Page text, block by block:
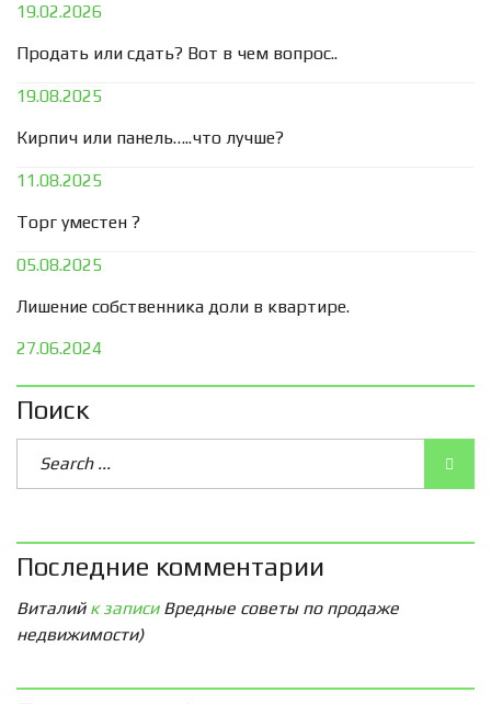
19.02.2026
Продать или сдать? Вот в чем вопрос..
19.08.2025
Кирпич или панель…..что лучше?
11.08.2025
Торг уместен ?
05.08.2025
Лишение собственника доли в квартире.
27.06.2024
Поиск
Последние комментарии
Виталийк записи Вредные советы по продаже
недвижимости)